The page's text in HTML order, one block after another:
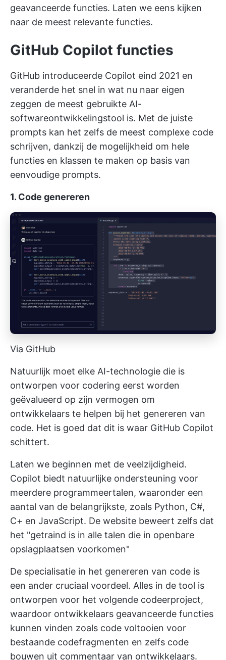
geavanceerde functies. Laten we eens kijken
naar de meest relevante functies.
GitHub Copilot functies
GitHub introduceerde Copilot eind 2021 en
veranderde het snel in wat nu naar eigen
zeggen de meest gebruikte AI-
softwareontwikkelingstool is. Met de juiste
prompts kan het zelfs de meest complexe code
schrijven, dankzij de mogelijkheid om hele
functies en klassen te maken op basis van
eenvoudige prompts.
1. Code genereren
Via GitHub
Natuurlijk moet elke AI-technologie die is
ontworpen voor codering eerst worden
geëvalueerd op zijn vermogen om
ontwikkelaars te helpen bij het genereren van
code. Het is goed dat dit is waar GitHub Copilot
schittert.
Laten we beginnen met de veelzijdigheid.
Copilot biedt natuurlijke ondersteuning voor
meerdere programmeertalen, waaronder een
aantal van de belangrijkste, zoals Python, C#,
C+ en JavaScript. De website beweert zelfs dat
het "getraind is in alle talen die in openbare
opslagplaatsen voorkomen"
De specialisatie in het genereren van code is
een ander cruciaal voordeel. Alles in de tool is
ontworpen voor het volgende codeerproject,
waardoor ontwikkelaars geavanceerde functies
kunnen vinden zoals code voltooien voor
bestaande codefragmenten en zelfs code
bouwen uit commentaar van ontwikkelaars.